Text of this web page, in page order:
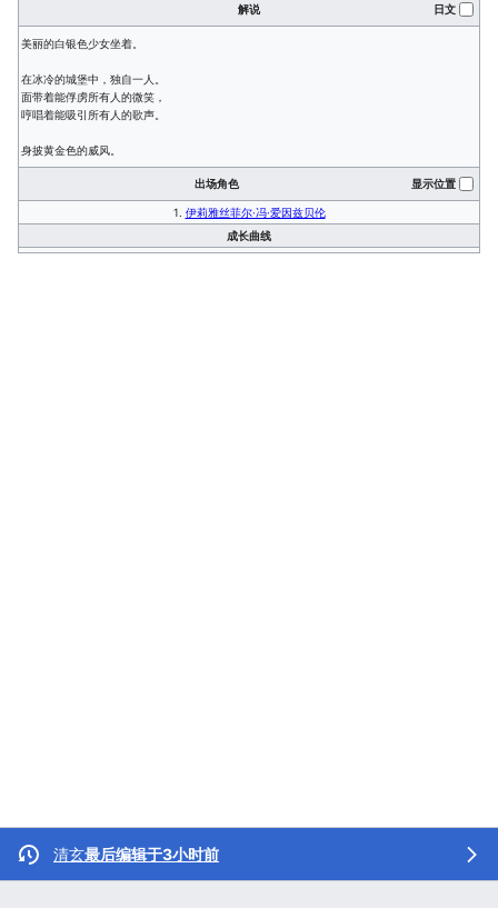
解说 日文
美丽的白银色少女坐着。
在冰冷的城堡中，独自一人。
面带着能俘虏所有人的微笑，
哼唱着能吸引所有人的歌声。
身披黄金色的威风。
出场角色 显示位置
1. 伊莉雅丝菲尔·冯·爱因兹贝伦
成长曲线
清玄最后编辑于3小时前